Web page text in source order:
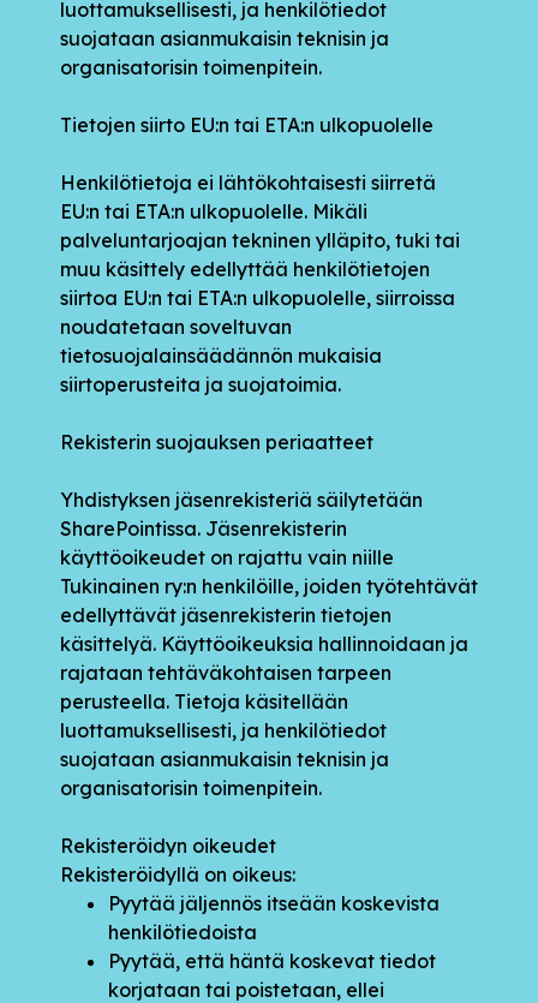
luottamuksellisesti, ja henkilötiedot
suojataan asianmukaisin teknisin ja
organisatorisin toimenpitein.
Tietojen siirto EU:n tai ETA:n ulkopuolelle
Henkilötietoja ei lähtökohtaisesti siirretä
EU:n tai ETA:n ulkopuolelle. Mikäli
palveluntarjoajan tekninen ylläpito, tuki tai
muu käsittely edellyttää henkilötietojen
siirtoa EU:n tai ETA:n ulkopuolelle, siirroissa
noudatetaan soveltuvan
tietosuojalainsäädännön mukaisia
siirtoperusteita ja suojatoimia.
Rekisterin suojauksen periaatteet
Yhdistyksen jäsenrekisteriä säilytetään
SharePointissa. Jäsenrekisterin
käyttöoikeudet on rajattu vain niille
Tukinainen ry:n henkilöille, joiden työtehtävät
edellyttävät jäsenrekisterin tietojen
käsittelyä. Käyttöoikeuksia hallinnoidaan ja
rajataan tehtäväkohtaisen tarpeen
perusteella. Tietoja käsitellään
luottamuksellisesti, ja henkilötiedot
suojataan asianmukaisin teknisin ja
organisatorisin toimenpitein.
Rekisteröidyn oikeudet
Rekisteröidyllä on oikeus:
Pyytää jäljennös itseään koskevista
henkilötiedoista
Pyytää, että häntä koskevat tiedot
korjataan tai poistetaan, ellei